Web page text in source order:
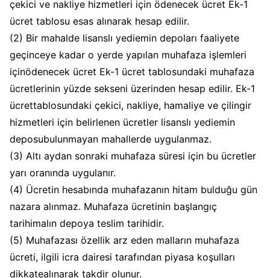
çekici ve nakliye hizmetleri için ödenecek ücret Ek-1
ücret tablosu esas alınarak hesap edilir.
(2) Bir mahalde lisanslı yediemin depoları faaliyete
geçinceye kadar o yerde yapılan muhafaza işlemleri
içinödenecek ücret Ek-1 ücret tablosundaki muhafaza
ücretlerinin yüzde sekseni üzerinden hesap edilir. Ek-1
ücrettablosundaki çekici, nakliye, hamaliye ve çilingir
hizmetleri için belirlenen ücretler lisanslı yediemin
deposubulunmayan mahallerde uygulanmaz.
(3) Altı aydan sonraki muhafaza süresi için bu ücretler
yarı oranında uygulanır.
(4) Ücretin hesabında muhafazanın hitam bulduğu gün
nazara alınmaz. Muhafaza ücretinin başlangıç
tarihimalın depoya teslim tarihidir.
(5) Muhafazası özellik arz eden malların muhafaza
ücreti, ilgili icra dairesi tarafından piyasa koşulları
dikkatealınarak takdir olunur.